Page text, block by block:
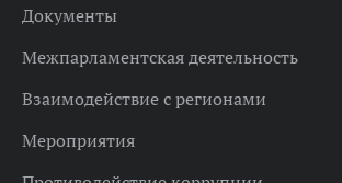
Документы
Межпарламентская деятельность
Взаимодействие с регионами
Мероприятия